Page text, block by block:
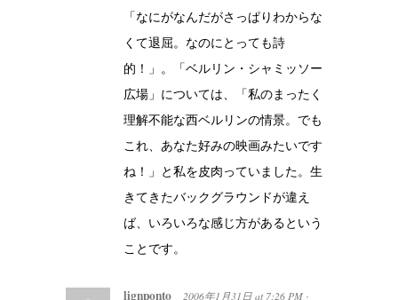
「なにがなんだがさっぱりわからな
くて退屈。なのにとっても詩
的！」。「ベルリン・シャミッソー
広場」については、「私のまったく
理解不能な西ベルリンの情景。でも
これ、あなた好みの映画みたいです
ね！」と私を皮肉っていました。生
きてきたバックグラウンドが違え
ば、いろいろな感じ方があるという
ことです。
lignponto 2006年1月31日 at 7:26 PM ·